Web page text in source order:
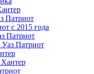
Патриот
с 2015 года
Патриот
Уаз Патриот